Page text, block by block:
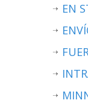
EN